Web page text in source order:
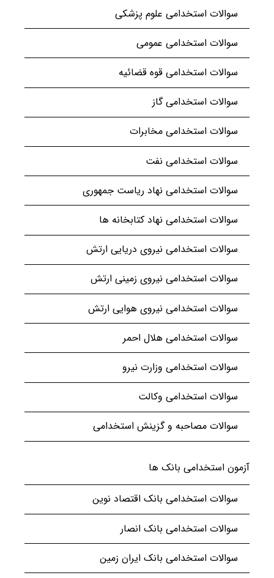
سوالات استخدامی علوم پزشکی
سوالات استخدامی عمومی
سوالات استخدامی قوه قضائیه
سوالات استخدامی گاز
سوالات استخدامی مخابرات
سوالات استخدامی نفت
سوالات استخدامی نهاد ریاست جمهوری
سوالات استخدامی نهاد کتابخانه ها
سوالات استخدامی نیروی دریایی ارتش
سوالات استخدامی نیروی زمینی ارتش
سوالات استخدامی نیروی هوایی ارتش
سوالات استخدامی هلال احمر
سوالات استخدامی وزارت نیرو
سوالات استخدامی وکالت
سوالات مصاحبه و گزینش استخدامی
آزمون استخدامی بانک ها
سوالات استخدامی بانک اقتصاد نوین
سوالات استخدامی بانک انصار
سوالات استخدامی بانک ایران زمین